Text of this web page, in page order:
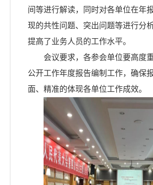
间等进行解读，同时对各单位在年
现的共性问题、突出问题等进行分
提高了业务人员的工作水平。
会议要求，各参会单位要高度
公开工作年度报告编制工作，确保
面、精准的体现各单位工作成效。